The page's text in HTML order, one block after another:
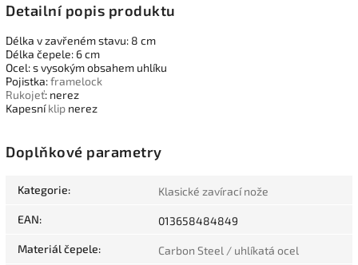
Detailní popis produktu
Délka v zavřeném stavu: 8 cm
Délka čepele: 6 cm
Ocel: s vysokým obsahem uhlíku
Pojistka:framelock
Rukojeť: nerez
Kapesníklip nerez
Doplňkové parametry
Kategorie: Klasické zavírací nože
EAN: 013658484849
Materiál čepele: Carbon Steel / uhlíkatá ocel